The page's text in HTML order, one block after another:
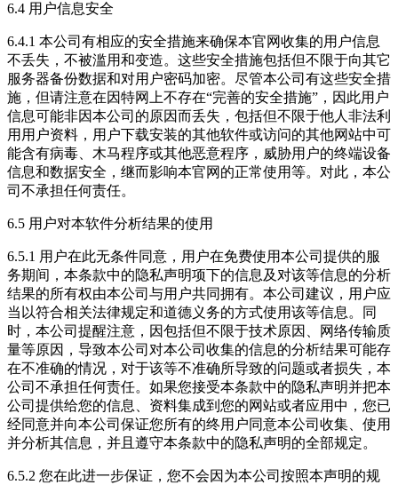
6.4 用户信息安全
6.4.1 本公司有相应的安全措施来确保本官网收集的用户信息
不丢失，不被滥用和变造。这些安全措施包括但不限于向其它
服务器备份数据和对用户密码加密。尽管本公司有这些安全措
施，但请注意在因特网上不存在“完善的安全措施”，因此用户
信息可能非因本公司的原因而丢失，包括但不限于他人非法利
用用户资料，用户下载安装的其他软件或访问的其他网站中可
能含有病毒、木马程序或其他恶意程序，威胁用户的终端设备
信息和数据安全，继而影响本官网的正常使用等。对此，本公
司不承担任何责任。
6.5 用户对本软件分析结果的使用
6.5.1 用户在此无条件同意，用户在免费使用本公司提供的服
务期间，本条款中的隐私声明项下的信息及对该等信息的分析
结果的所有权由本公司与用户共同拥有。本公司建议，用户应
当以符合相关法律规定和道德义务的方式使用该等信息。同
时，本公司提醒注意，因包括但不限于技术原因、网络传输质
量等原因，导致本公司对本公司收集的信息的分析结果可能存
在不准确的情况，对于该等不准确所导致的问题或者损失，本
公司不承担任何责任。如果您接受本条款中的隐私声明并把本
公司提供给您的信息、资料集成到您的网站或者应用中，您已
经同意并向本公司保证您所有的终用户同意本公司收集、使用
并分析其信息，并且遵守本条款中的隐私声明的全部规定。
6.5.2 您在此进一步保证，您不会因为本公司按照本声明的规